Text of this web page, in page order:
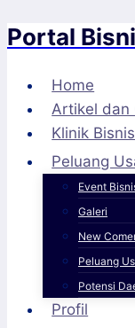
Skip
content
Portal
Home
Artikel dan
Klinik
Peluang
Event
Galeri
New
Peluang
Potensi
Profil